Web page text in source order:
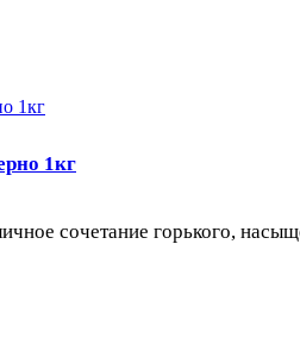
1кг
сочетание горького,